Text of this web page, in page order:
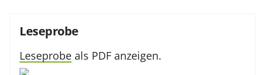
Leseprobe
Leseprobe als PDF anzeigen.